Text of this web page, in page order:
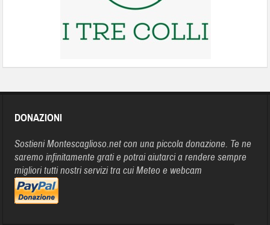
DONAZIONI
Sostieni Montescaglioso.net con una piccola donazione. Te ne
saremo infinitamente grati e potrai aiutarci a rendere sempre
migliori tutti nostri servizi tra cui Meteo e webcam